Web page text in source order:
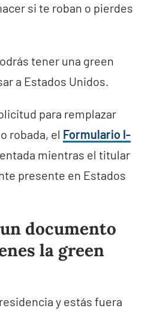
si te roban o pierdes
tener una green
a Estados Unidos.
para remplazar
o robada, el Formulario I-
mientras el titular
presente en Estados
documento
la green
y estás fuera